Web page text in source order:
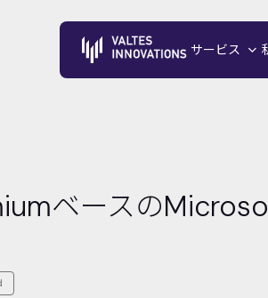
サービス
ベースの